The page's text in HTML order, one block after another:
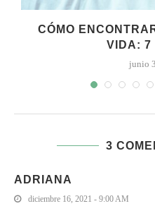
CÓMO
VIDA: 7
junio
3
ADRIANA
diciembre 16, 2021 - 9:00 AM